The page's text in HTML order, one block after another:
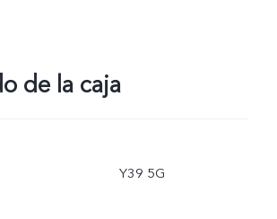
de la caja
Y39 5G